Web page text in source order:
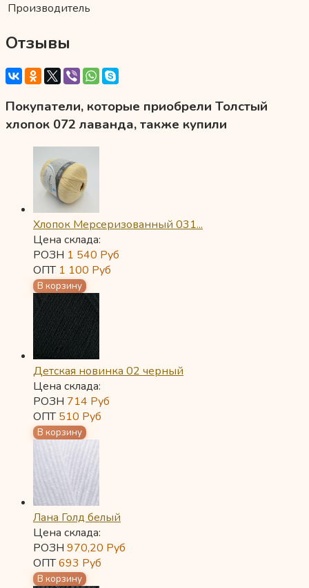
Производитель
Отзывы
Покупатели, которые приобрели Толстый
хлопок 072 лаванда, также купили
Хлопок Мерсеризованный 031...
Цена склада:
РОЗН 1 540 Руб
ОПТ 1 100 Руб
Детская новинка 02 черный
Цена склада:
РОЗН 714 Руб
ОПТ510 Руб
Лана Голд белый
Цена склада:
РОЗН 970,20 Руб
ОПТ693 Руб